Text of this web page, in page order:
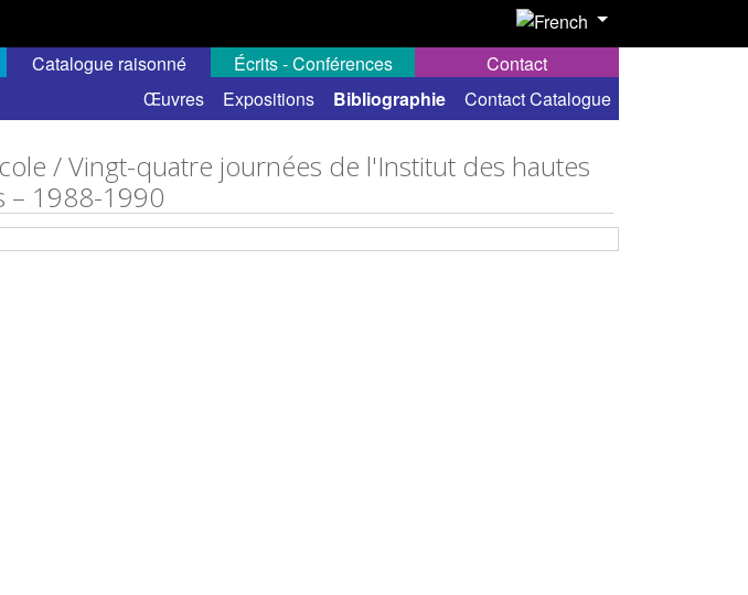
Catalogue raisonné
Œuvres Expositions Bibliographie Contact Catalogue
Écrits - Conférences Contact
/ Vingt-quatre journées de l'Institut des hautes
– 1988-1990